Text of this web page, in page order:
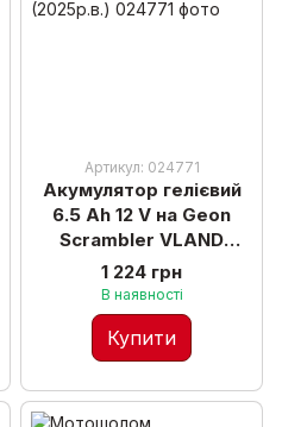
Артикул: 024771
Акумулятор гелієвий
6.5 Ah 12 V на Geon
Scrambler VLAND
(12N6.5L-BS) (2025р.в.)
1 224 грн
В наявності
Купити